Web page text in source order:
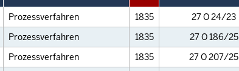
Prozessverfahren 1835
27 O 24/23
Prozessverfahren 1835
27 O 186/25
Prozessverfahren 1835
27 O 207/25